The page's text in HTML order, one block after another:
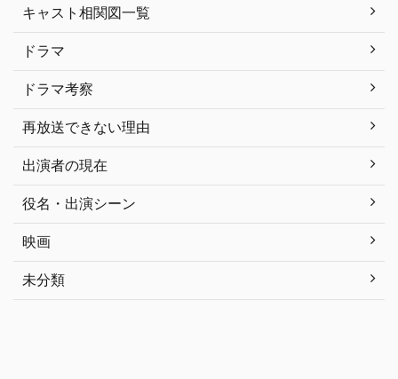
キャスト相関図一覧
ドラマ
ドラマ考察
再放送できない理由
出演者の現在
役名・出演シーン
映画
未分類